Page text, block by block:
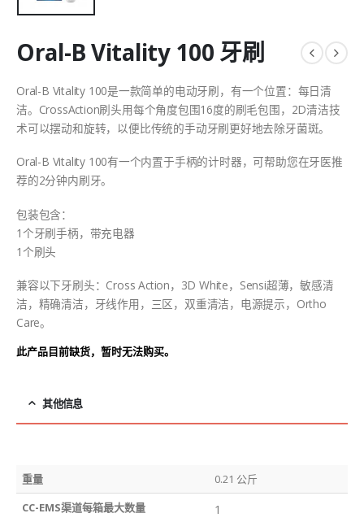
Oral-B Vitality 100 牙刷
Oral-B Vitality 100是一款简单的电动牙刷，有一个位置：每日清
洁。CrossAction刷头用每个角度包围16度的刷毛包围，2D清洁技
术可以摆动和旋转，以便比传统的手动牙刷更好地去除牙菌斑。
Oral-B Vitality 100有一个内置于手柄的计时器，可帮助您在牙医推
荐的2分钟内刷牙。
包装包含：
1个牙刷手柄，带充电器
1个刷头
兼容以下牙刷头：Cross Action，3D White，Sensi超薄，敏感清
洁，精确清洁，牙线作用，三区，双重清洁，电源提示，Ortho
Care。
此产品目前缺货，暂时无法购买。
其他信息
重量
0.21 公斤
CC-EMS渠道每箱最大数量
1